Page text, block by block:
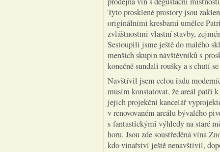
Tyto prosklené prostory jsou
originálními kresbami umělce
zvláštnostmi vlastní stavby,
Sestoupili jsme ještě do malého
menších skupin návštěvníků s
konečně sundali roušky a s chutí
Navštívil jsem celou řadu
musím konstatovat, že areál patří
jejich projekční kancelář
v renovovaném areálu bývalého
s fantastickými výhledy na staré
horu. Jsou zde soustředěná vína
kdo vinařství ještě nenavštívil,